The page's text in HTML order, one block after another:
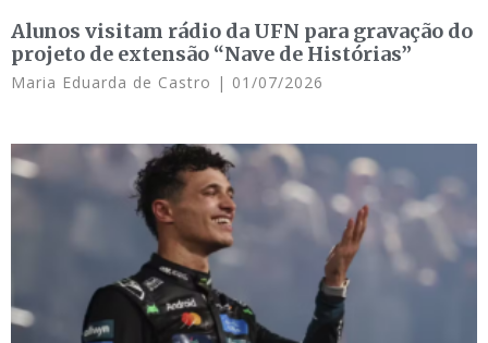
Alunos visitam rádio da UFN para gravação do
projeto de extensão “Nave de Histórias”
Maria Eduarda de Castro 01/07/2026